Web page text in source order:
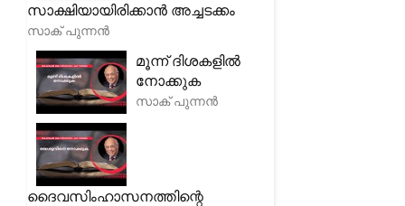
സാക്ഷിയായിരിക്കാൻ അച്ചടക്കം
സാക് പുന്നൻ
മൂന്ന് ദിശകളിൽ
നോക്കുക
സാക് പുന്നൻ
ദൈവസിംഹാസനത്തിന്റെ